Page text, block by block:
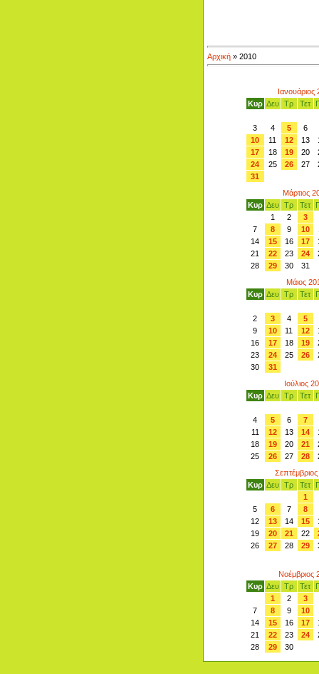
Αρχική » 2010
Ιανουάριος
Κυρ Δευ Τρ Τετ
3 4 5
6
10
11 12 13
17
18 19 20
24
25 26 27
31
Μάρτιος
Κυρ Δευ Τρ Τετ
1
2
3
7
8 9 10
14
15 16 17
21
22 23 24
28
29 30
31
Μάιος
Κυρ Δευ Τρ Τετ
2 3 4
5
9
10 11 12
16
17 18 19
23
24 25 26
30
31
Ιούλιος
Κυρ Δευ Τρ Τετ
4 5 6
7
11
12 13 14
18
19 20 21
25
26 27 28
Κυρ Δευ Τρ Τετ
1
5
6 7
8
12
13 14 15
19
20 21 22
26
27 28 29
Νοέμβριος
Κυρ Δευ Τρ Τετ
1
2
3
7
8 9 10
14
15 16 17
21
22 23 24
28
29 30